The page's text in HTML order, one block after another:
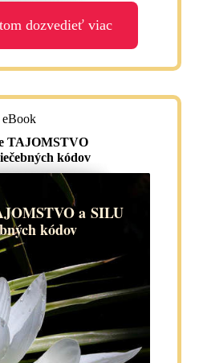
dozvedieť viac
eBook
TAJOMSTVO
kódov
a SILU
kódov